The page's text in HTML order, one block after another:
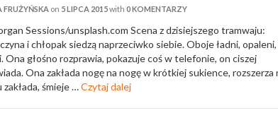
FRUŻYŃSKA on 5 LIPCA 2015with0 KOMENTARZY
Sessions/unsplash.com Scena z dzisiejszego tramwaju:
i chłopak siedzą naprzeciwko siebie. Oboje ładni, opaleni,
Ona głośno rozprawia, pokazuje coś w telefonie, on ciszej
Ona zakłada nogę na nogę w krótkiej sukience, rozszerza
zakłada, śmieje …Czytaj dalej